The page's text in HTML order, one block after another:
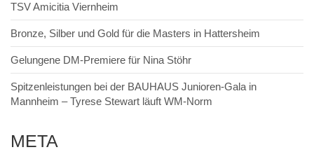
TSV Amicitia Viernheim
Bronze, Silber und Gold für die Masters in Hattersheim
Gelungene DM-Premiere für Nina Stöhr
Spitzenleistungen bei der BAUHAUS Junioren-Gala in
Mannheim – Tyrese Stewart läuft WM-Norm
META